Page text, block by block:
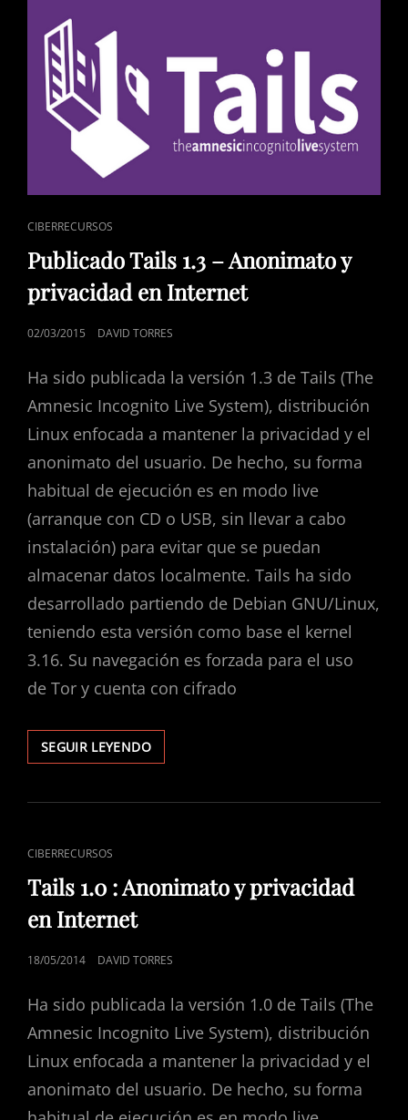
ENLACES
DE
CATEGORÍAS
CIBERRECURSOS
Publicado Tails 1.3 – Anonimato y
privacidad en Internet
PUBLICADO
02/03/2015 DAVID TORRES
Ha sido publicada la versión 1.3 de Tails (The
Amnesic Incognito Live System), distribución
Linux enfocada a mantener la privacidad y el
anonimato del usuario. De hecho, su forma
habitual de ejecución es en modo live
(arranque con CD o USB, sin llevar a cabo
instalación) para evitar que se puedan
almacenar datos localmente. Tails ha sido
desarrollado partiendo de Debian GNU/Linux,
teniendo esta versión como base el kernel
3.16. Su navegación es forzada para el uso
de Tor y cuenta con cifrado
SEGUIR LEYENDOPUBLICADO
TAILS
–
EN
INTERNET
ENLACES
DE
CATEGORÍAS
CIBERRECURSOS
Tails 1.0 : Anonimato y privacidad
en Internet
PUBLICADO
18/05/2014 DAVID TORRES
Ha sido publicada la versión 1.0 de Tails (The
Amnesic Incognito Live System), distribución
Linux enfocada a mantener la privacidad y el
anonimato del usuario. De hecho, su forma